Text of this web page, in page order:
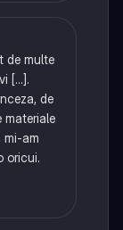
de multe
[...].
de
materiale
mi-am
oricui.